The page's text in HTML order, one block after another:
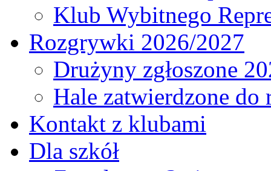
Klub Wybitnego
Rozgrywki 2026/2027
Drużyny zgłoszone
Hale zatwierdzone
Kontakt z klubami
Dla szkół